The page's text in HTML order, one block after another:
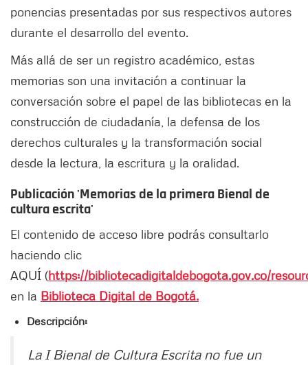
ponencias presentadas por sus respectivos autores
durante el desarrollo del evento.
Más allá de ser un registro académico, estas
memorias son una invitación a continuar la
conversación sobre el papel de las bibliotecas en la
construcción de ciudadanía, la defensa de los
derechos culturales y la transformación social
desde la lectura, la escritura y la oralidad.
Publicación 'Memorias de la primera Bienal de
cultura escrita'
El contenido de acceso libre podrás consultarlo
haciendo clic
AQUÍ (https://bibliotecadigitaldebogota.gov.co/
en la Biblioteca Digital de Bogotá.
Descripción:
La I Bienal de Cultura Escrita no fue un